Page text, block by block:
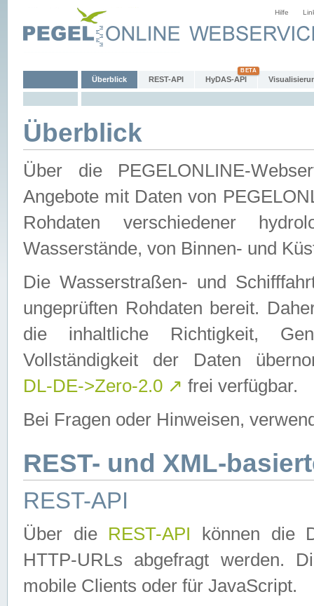
Hilfe
Überblick REST-API HyDAS-API
Überblick
Über die PEGELONLINE-
Angebote mit Daten von
Rohdaten verschiedener
Wasserstände, von Binnen- und
Die Wasserstraßen- und
ungeprüften Rohdaten bereit.
die inhaltliche Richtigkeit,
Vollständigkeit der Daten
DL-DE->Zero-2.0 ↗ frei verfügbar.
Bei Fragen oder Hinweisen,
REST- und XML-
REST-API
Über die REST-API können die
HTTP-URLs abgefragt werden.
mobile Clients oder für JavaScript.